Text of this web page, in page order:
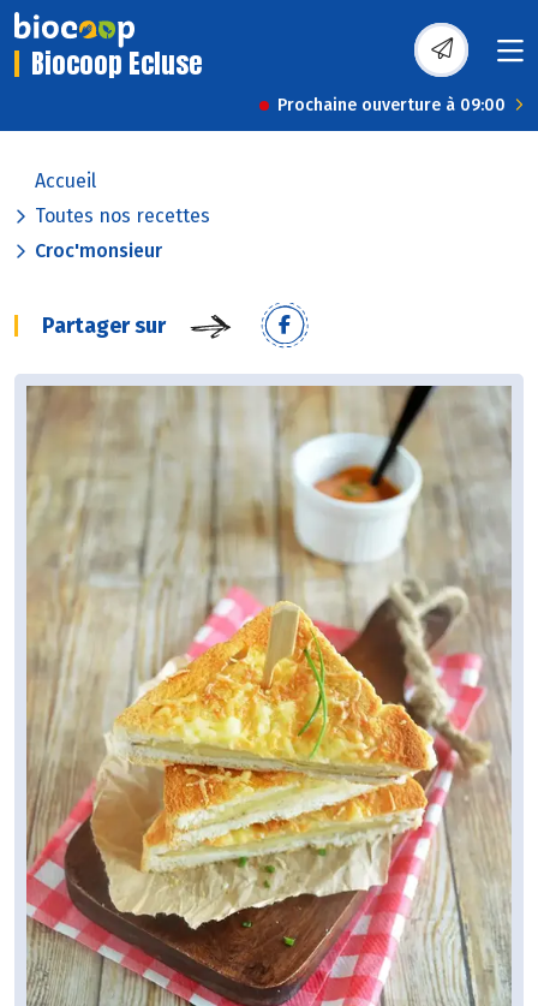
Biocoop Ecluse
Prochaine ouverture à 09:00
Accueil
Toutes nos recettes
Croc'monsieur
Partager sur